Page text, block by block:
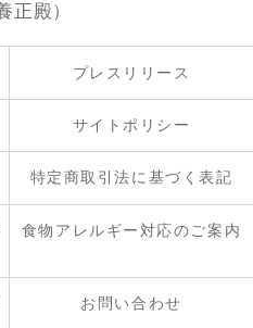
正殿）
プレスリリース
サイトポリシー
特定商取引法に基づく表記
食物アレルギー対応のご案内
お問い合わせ